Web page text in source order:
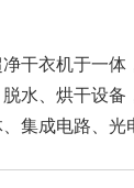
干衣机于一
水、烘干设
集成电路、光